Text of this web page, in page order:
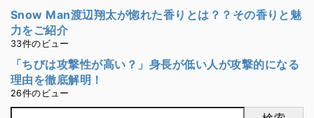
Snow Man渡辺翔太が惚れた香りとは？？その香りと魅
力をご紹介
33件のビュー
「ちびは攻撃性が高い？」身長が低い人が攻撃的になる
理由を徹底解明！
26件のビュー